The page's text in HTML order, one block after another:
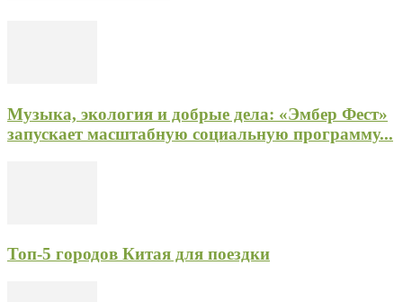
Музыка, экология и добрые дела: «Эмбер Фест»
запускает масштабную социальную программу...
Топ-5 городов Китая для поездки